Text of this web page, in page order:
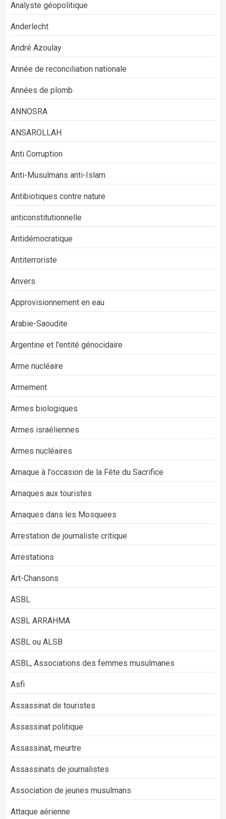
Analyste géopolitique
Anderlecht
André Azoulay
Année de reconciliation nationale
Années de plomb
ANNOSRA
ANSAROLLAH
Anti Corruption
Anti-Musulmans anti-Islam
Antibiotiques contre nature
anticonstitutionnelle
Antidémocratique
Antiterroriste
Anvers
Approvisionnement en eau
Arabie-Saoudite
Argentine et l'entité génocidaire
Arme nucléaire
Armement
Armes biologiques
Armes israéliennes
Armes nucléaires
Arnaque à l'occasion de la Fête du Sacrifice
Arnaques aux touristes
Arnaques dans les Mosquees
Arrestation de journaliste critique
Arrestations
Art-Chansons
ASBL
ASBL ARRAHMA
ASBL ou ALSB
ASBL, Associations des femmes musulmanes
Asfi
Assassinat de touristes
Assassinat politique
Assassinat, meurtre
Assassinats de journalistes
Association de jeunes musulmans
Attaque aérienne